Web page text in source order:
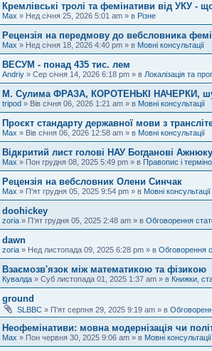
Кремлівські тролі та фемінативи від УКУ -
Max » Нед січня 25, 2026 5:01 am » в Різне
Рецензія на передмову до вебсловника
Max » Нед січня 18, 2026 4:40 pm » в Мовні консультації
ВЕСУМ - понад 435 тис. лем
Andriy » Сер січня 14, 2026 6:18 pm » в Локалізація та
М. Сулима ФРАЗА, КОРОТЕНЬКІ НАЧЕРКИ,
tripod » Вів січня 06, 2026 1:21 am » в Мовні консультації
Проєкт стандарту державної мови з
Max » Вів січня 06, 2026 12:58 am » в Мовні консультації
Відкритий лист голові НАУ Богданові
Max » Пон грудня 08, 2025 5:49 pm » в Правопис і
Рецензія на вебсловник Олени Синчак
Max » П'ят грудня 05, 2025 9:54 pm » в Мовні консультації
doohickey
zoria » П'ят грудня 05, 2025 2:48 am » в Обговорення
dawn
zoria » Нед листопада 09, 2025 6:28 pm » в Обговорення
Взаємозв'язок між математикою та фізикою
Кувалда » Суб листопада 01, 2025 1:37 am » в Книжки,
ground
SLBBC » П'ят серпня 29, 2025 9:19 am » в
Неофемінативи: мовна модернізація чи
Max » Пон червня 30, 2025 9:06 am » в Мовні консультації